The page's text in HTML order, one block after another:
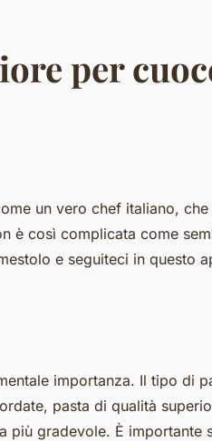
per
un vero chef italiano,
è così complicata come
e seguiteci in questo
importanza. Il tipo di
pasta di qualità
più gradevole. È importante